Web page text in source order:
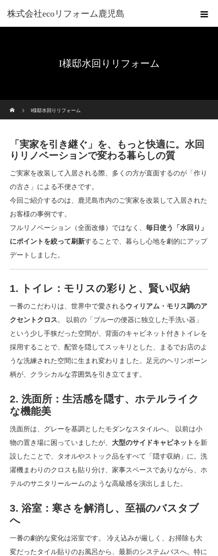
株式会社ecoリフォーム鹿児島
I様邸水回りリフォーム
I様邸水回りリフォーム
「実家を引き継ぐ」を、もっと快適に。水回
りリノベーションで変わる暮らしの質
ご実家を改装して入居される際、多くの方が直面するのが「作り
の古さ」による不便さです。
今回ご紹介するのは、鹿児島市内のご実家を改装して入居された
お客様の事例です。
フルリノベーション（全面改修）ではなく、 毎日使う「水回り」
にポイントを絞って刷新することで、暮らし心地を劇的にアップ
デートしました。
1. トイレ：モリスの彩りと、賢い収納
一番のこだわりは、世界中で愛されるウィリアム・モリス調のア
クセントクロス。 以前の「ブルーの便器に独立した手洗い器」
という少し手狭だった空間が、背面のキャビネット付きトイレを
採用することで、配管を隠してスッキリとした、まるでお店のよ
うな洗練された空間に生まれ変わりました。足元のヘリンボーン
柄が、クラシカルな雰囲気を引き立てます。
2. 洗面所：生活感を隠す、ホテルライク
な機能美
洗面所は、グレーを基調としたモダンなスタイルへ。 以前は小
物の置き場に困っていましたが、 大型のサイドキャビネットを新
設したことで、タオルやストック品をすべて「隠す収納」に。洗
濯機まわりのクロスも貼り分け、家事スペースでありながら、ホ
テルのサニタリールームのような高級感を演出しました。
3. 浴室：寒さを解消し、至福のバスタブ
へ
一番の劇的な変化は浴室です。 冷え込みが厳しく、お掃除も大
変だったタイル貼りのお風呂から、最新のシステムバスへ。特に